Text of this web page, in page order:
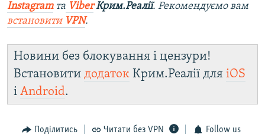
Instagramта ViberКрим.Реалії. Рекомендуємо вам
встановити VPN.
Новини без блокування і цензури!
Встановити додаток Крим.Реалії для iOS
і Android.
Поділитись Читати без VPN Follow us